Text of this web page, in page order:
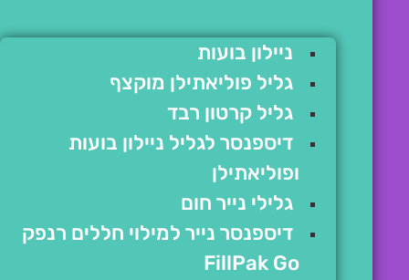
ניילון בועות
גליל פוליאתילן מוקצף
גליל קרטון רבד
דיספנסר לגליל ניילון בועות
ופוליאתילן
גלילי נייר חום
דיספנסר נייר למילוי חללים רנפק
FillPak Go